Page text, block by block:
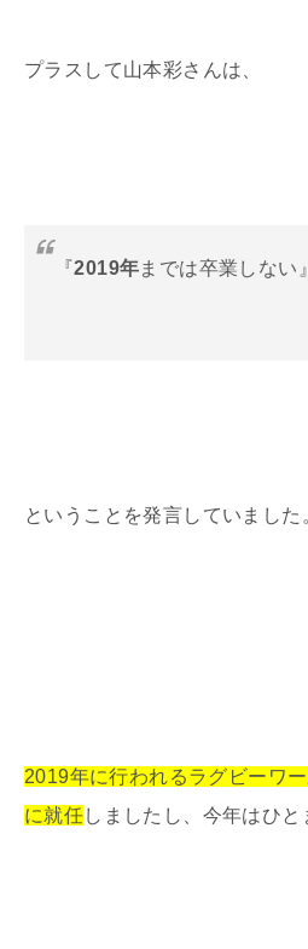
プラスして山本彩さんは、
『2019年までは卒業しない』
ということを発言していました
2019年に行われるラグビーワ
に就任しましたし、今年はひと